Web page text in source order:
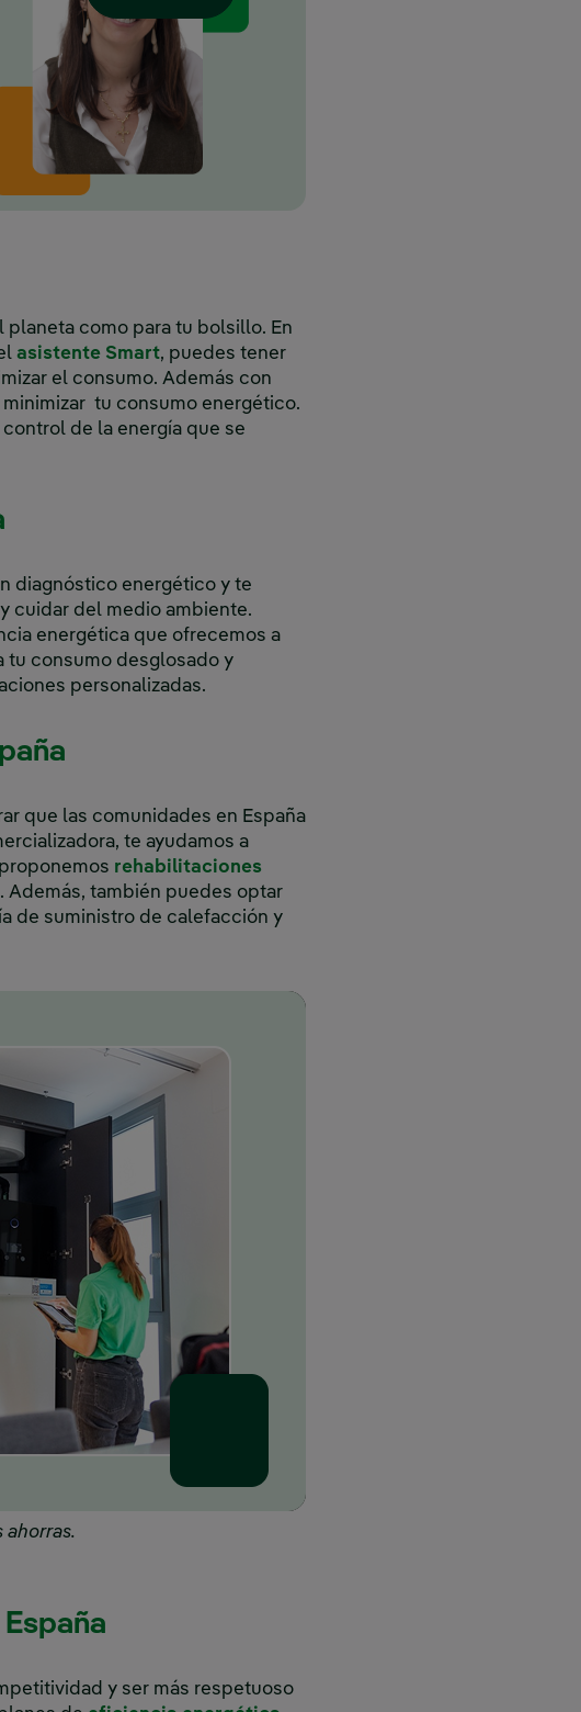
como para tu bolsillo. En
asistente SmartEnlace externo, se abre en ventana nueva.
, puedes tener
el consumo. Además con
nueva.
tu consumo energético.
de la energía que se
diagnóstico energético y te
cuidar del medio ambiente.
nueva.
energética que ofrecemos a
tu consumo desglosado y
personalizadas.
que las comunidades en España
te ayudamos a
en ventana nueva.
rehabilitaciones
también puedes optar
de suministro de calefacción y
ahorras.
y ser más respetuoso